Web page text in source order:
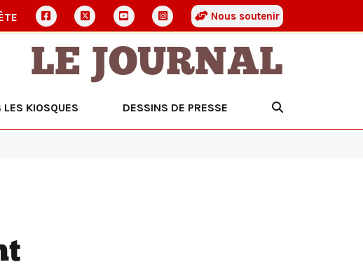
Nous soutenir
LE JOURNAL
LES KIOSQUES DESSINS DE PRESSE